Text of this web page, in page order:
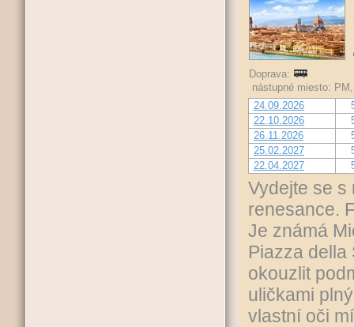
Doprava:
nástupné miesto:
24.09.2026
22.10.2026
26.11.2026
25.02.2027
22.04.2027
Vydejte se s
renesance.
Je známá
Piazza della
okouzlit
uličkami
vlastní oči